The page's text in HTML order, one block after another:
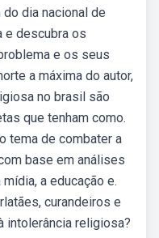
dia nacional de
e descubra os
e os seus
a máxima do autor,
no brasil são
que tenham como.
tema de combater a
base em análises
a educação e.
curandeiros e
intolerância religiosa?